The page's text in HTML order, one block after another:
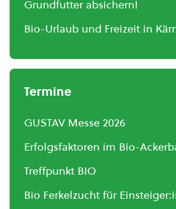
Grundfutter absichern!
Bio-Urlaub und Freizeit in
Termine
GUSTAV Messe 2026
Erfolgsfaktoren im Bio-
Treffpunkt BIO
Bio Ferkelzucht für